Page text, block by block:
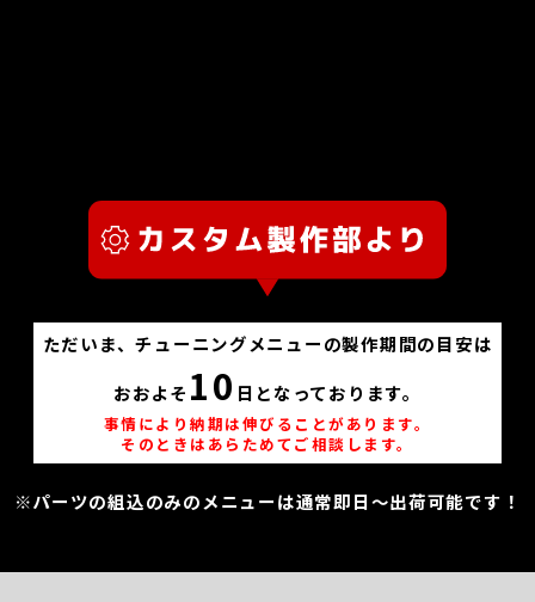
ただいま、チューニングメニューの製作期間の目安は
おおよそ 10 日となっております。
事情により納期は伸びることがあります。
そのときはあらためてご相談します。
※パーツの組込のみのメニューは通常即日～出荷可能です！